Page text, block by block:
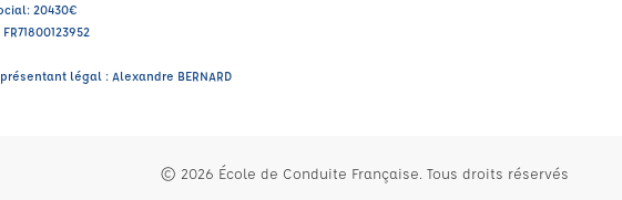
20430€
légal : Alexandre BERNARD
© 2026 École de Conduite Française. Tous droits réservés